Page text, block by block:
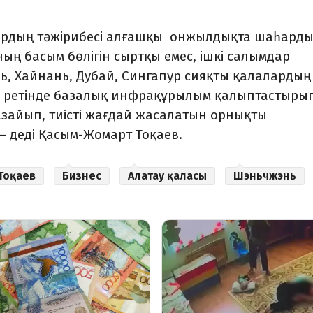
тәжірибесі алғашқы онжылдықта
басым бөлігін сыртқы емес, ішкі салымдар
Хайнань, Дубай, Сингапур сияқты қалалардың
ретінде базалық инфрақұрылым
тиісті жағдай жасалатын орнықты
деді Қасым-Жомарт Тоқаев.
Бизнес Алатау қаласы Шэньчжэнь